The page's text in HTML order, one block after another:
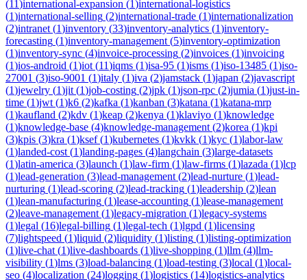
(11)international-expansion (1)international-logistics
(1)international-selling (2)international-trade (1)internationalization
(2)intranet (1)inventory (33)inventory-analytics (1)inventory-
forecasting (1)inventory-management (5)inventory-optimization
(1)inventory-sync (4)invoice-processing (2)invoices (1)invoicing
(1)ios-android (1)iot (11)iqms (1)isa-95 (1)isms (1)iso-13485 (1)iso-
27001 (3)iso-9001 (1)italy (1)iva (2)jamstack (1)japan (2)javascript
(1)jewelry (1)jit (1)job-costing (2)jpk (1)json-rpc (2)jumia (1)just-in-
time (1)jwt (1)k6 (2)kafka (1)kanban (3)katana (1)katana-mrp
(1)kaufland (2)kdv (1)keap (2)kenya (1)klaviyo (1)knowledge
(1)knowledge-base (4)knowledge-management (2)korea (1)kpi
(3)kpis (3)kra (1)ksef(1)kubernetes (1)kvkk (1)kyc (1)labor-law
(1)landed-cost (1)landing-pages (4)langchain (3)large-datasets
(1)latin-america (3)launch (1)law-firm (1)law-firms (1)lazada (1)lcp
(1)lead-generation (3)lead-management (2)lead-nurture (1)lead-
nurturing (1)lead-scoring (2)lead-tracking (1)leadership (2)lean
(1)lean-manufacturing (1)lease-accounting (1)lease-management
(2)leave-management (1)legacy-migration (1)legacy-systems
(1)legal (16)legal-billing (1)legal-tech (1)lgpd (1)licensing
(7)lightspeed (1)liquid (2)liquidity (1)listing (1)listing-optimization
(1)live-chat (1)live-dashboards (1)live-shopping (1)llm (4)llm-
visibility (1)lms (3)load-balancing (1)load-testing (3)local (1)local-
seo (4)localization (24)logging (1)logistics (14)logistics-analytics